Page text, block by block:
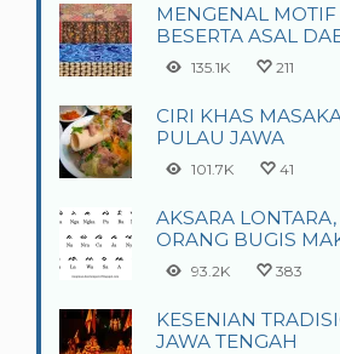
MENGENAL
BESERTA ASAL
135.1K 211
CIRI KHAS
PULAU JAWA
101.7K 41
AKSARA
ORANG BUGIS
93.2K 383
KESENIAN
JAWA TENGAH